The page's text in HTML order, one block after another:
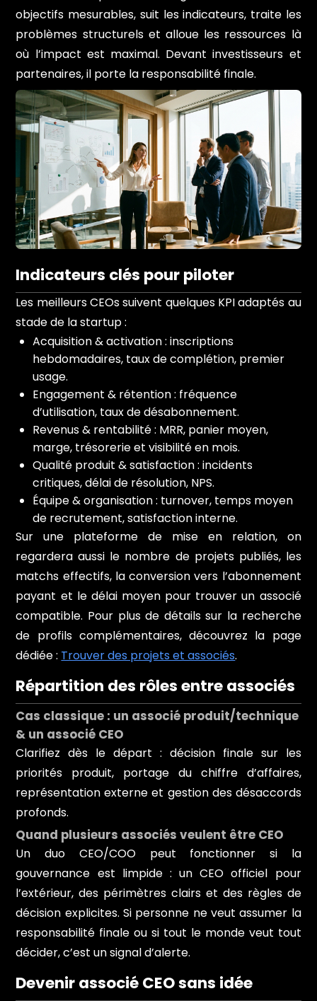
objectifs mesurables, suit les indicateurs, traite les
problèmes structurels et alloue les ressources là
où l’impact est maximal. Devant investisseurs et
partenaires, il porte la responsabilité finale.
Indicateurs clés pour piloter
Les meilleurs CEOs suivent quelques KPI adaptés au
stade de la startup :
Acquisition & activation : inscriptions
hebdomadaires, taux de complétion, premier
usage.
Engagement & rétention : fréquence
d’utilisation, taux de désabonnement.
Revenus & rentabilité : MRR, panier moyen,
marge, trésorerie et visibilité en mois.
Qualité produit & satisfaction : incidents
critiques, délai de résolution, NPS.
Équipe & organisation : turnover, temps moyen
de recrutement, satisfaction interne.
Sur une plateforme de mise en relation, on
regardera aussi le nombre de projets publiés, les
matchs effectifs, la conversion vers l’abonnement
payant et le délai moyen pour trouver un associé
compatible. Pour plus de détails sur la recherche
de profils complémentaires, découvrez la page
dédiée : Trouver des projets et associés.
Répartition des rôles entre associés
Cas classique : un associé produit/technique
& un associé CEO
Clarifiez dès le départ : décision finale sur les
priorités produit, portage du chiffre d’affaires,
représentation externe et gestion des désaccords
profonds.
Quand plusieurs associés veulent être CEO
Un duo CEO/COO peut fonctionner si la
gouvernance est limpide : un CEO officiel pour
l’extérieur, des périmètres clairs et des règles de
décision explicites. Si personne ne veut assumer la
responsabilité finale ou si tout le monde veut tout
décider, c’est un signal d’alerte.
Devenir associé CEO sans idée